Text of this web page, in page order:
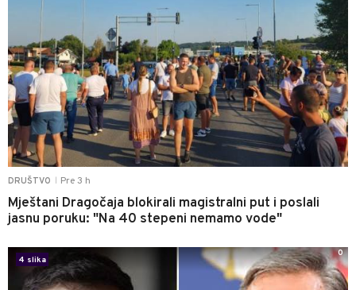
DRUŠTVO Pre 3 h
Mještani Dragočaja blokirali magistralni put i poslali
jasnu poruku: "Na 40 stepeni nemamo vode"
4 slika
0